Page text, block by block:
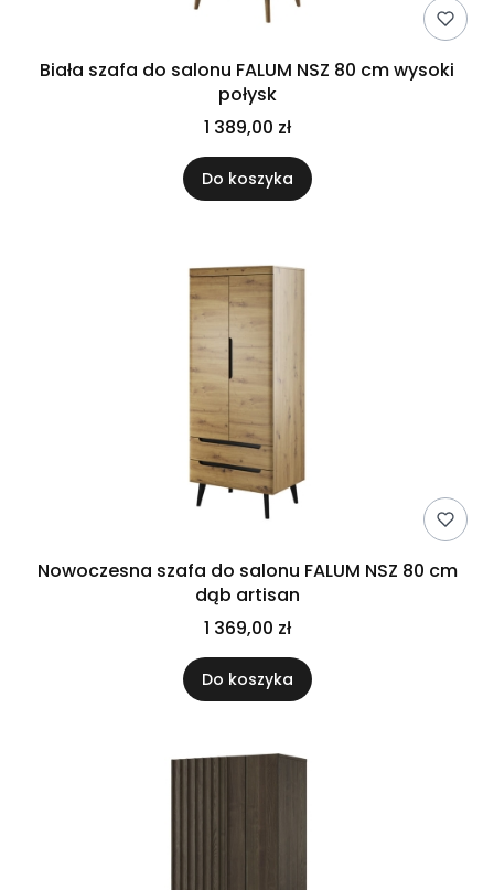
Biała szafa do salonu FALUM NSZ 80 cm wysoki
połysk
1 389,00 zł
Do koszyka
Nowoczesna szafa do salonu FALUM NSZ 80 cm
dąb artisan
1 369,00 zł
Do koszyka